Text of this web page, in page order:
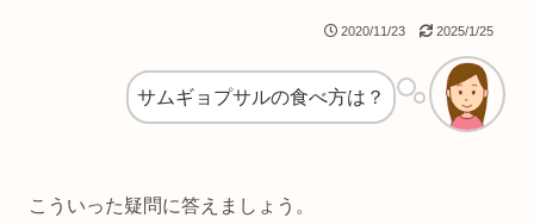
2020/11/23 2025/1/25
サムギョプサルの食べ方は？
こういった疑問に答えましょう。